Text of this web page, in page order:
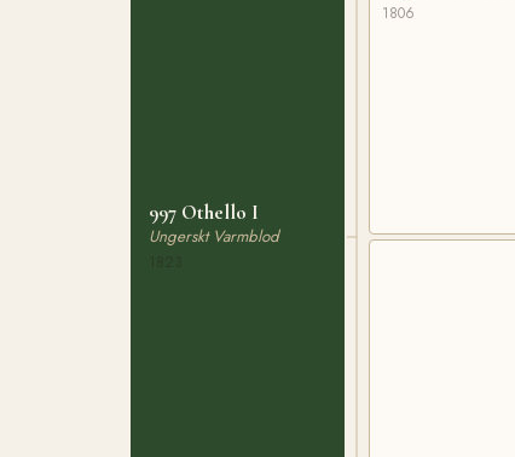
997 Othello I
Ungerskt Varmblod
1806